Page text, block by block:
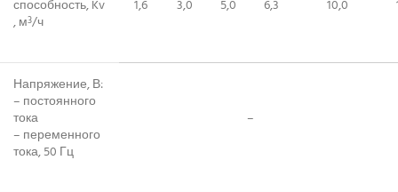
способность, Kv
, м3/ч
1,6 3,0 5,0 6,3 10,0
Напряжение, В:
– постоянного
тока
– переменного
тока, 50 Гц
–